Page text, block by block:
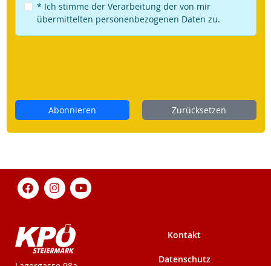
* Ich stimme der Verarbeitung der von mir
übermittelten personenbezogenen Daten zu.
Abonnieren Zurücksetzen
Kontakt
Datenschutz